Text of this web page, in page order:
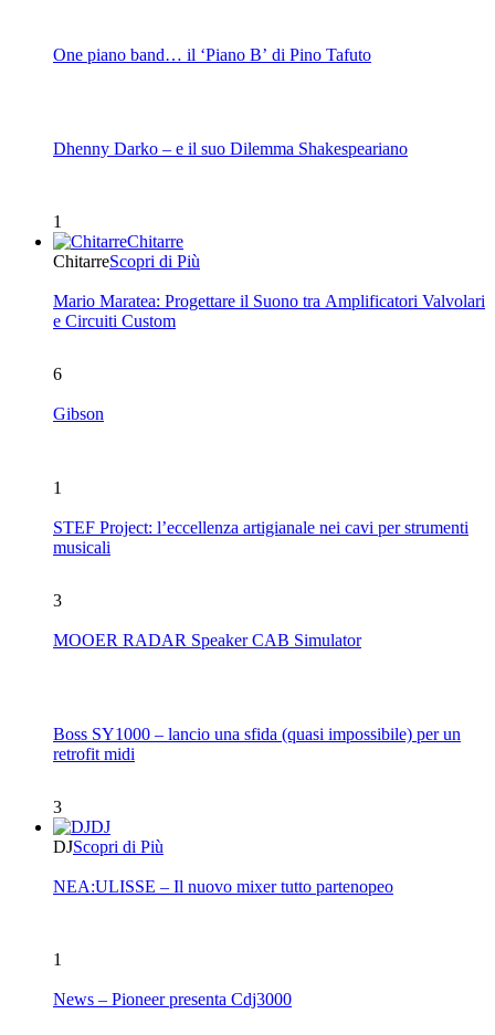
One piano band… il ‘Piano B’ di Pino Tafuto
Dhenny Darko – e il suo Dilemma Shakespeariano
1
Chitarre
ChitarreScopri di Più
Mario Maratea: Progettare il Suono tra Amplificatori Valvolari
e Circuiti Custom
6
Gibson
1
STEF Project: l’eccellenza artigianale nei cavi per strumenti
musicali
3
MOOER RADAR Speaker CAB Simulator
Boss SY1000 – lancio una sfida (quasi impossibile) per un
retrofit midi
3
DJ
DJScopri di Più
NEA:ULISSE – Il nuovo mixer tutto partenopeo
1
News – Pioneer presenta Cdj3000